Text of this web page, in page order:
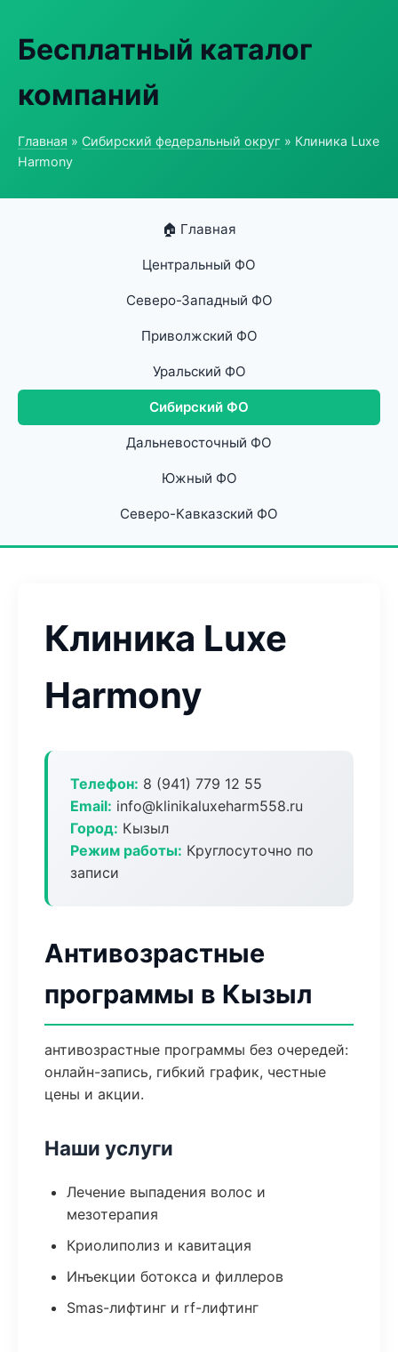
Бесплатный каталог
компаний
Главная » Сибирский федеральный округ » Клиника Luxe
Harmony
🏠 Главная
Центральный ФО
Северо-Западный ФО
Приволжский ФО
Уральский ФО
Сибирский ФО
Дальневосточный ФО
Южный ФО
Северо-Кавказский ФО
Клиника Luxe
Harmony
Телефон: 8 (941) 779 12 55
Email: info@klinikaluxeharm558.ru
Город: Кызыл
Режим работы: Круглосуточно по
записи
Антивозрастные
программы в Кызыл
антивозрастные программы без очередей:
онлайн-запись, гибкий график, честные
цены и акции.
Наши услуги
Лечение выпадения волос и
мезотерапия
Криолиполиз и кавитация
Инъекции ботокса и филлеров
Smas-лифтинг и rf-лифтинг